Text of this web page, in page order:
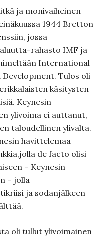
ja monivaiheinen
1944 Bretton
jossa
rahasto IMF ja
International
Tulos oli
käsitysten
Keynesin
ylivoima ei auttanut,
taloudellinen ylivalta.
havittelemaa
de facto olisi
– Keynesin
– jolla
ja sodanjälkeen
oli tullut ylivoimainen